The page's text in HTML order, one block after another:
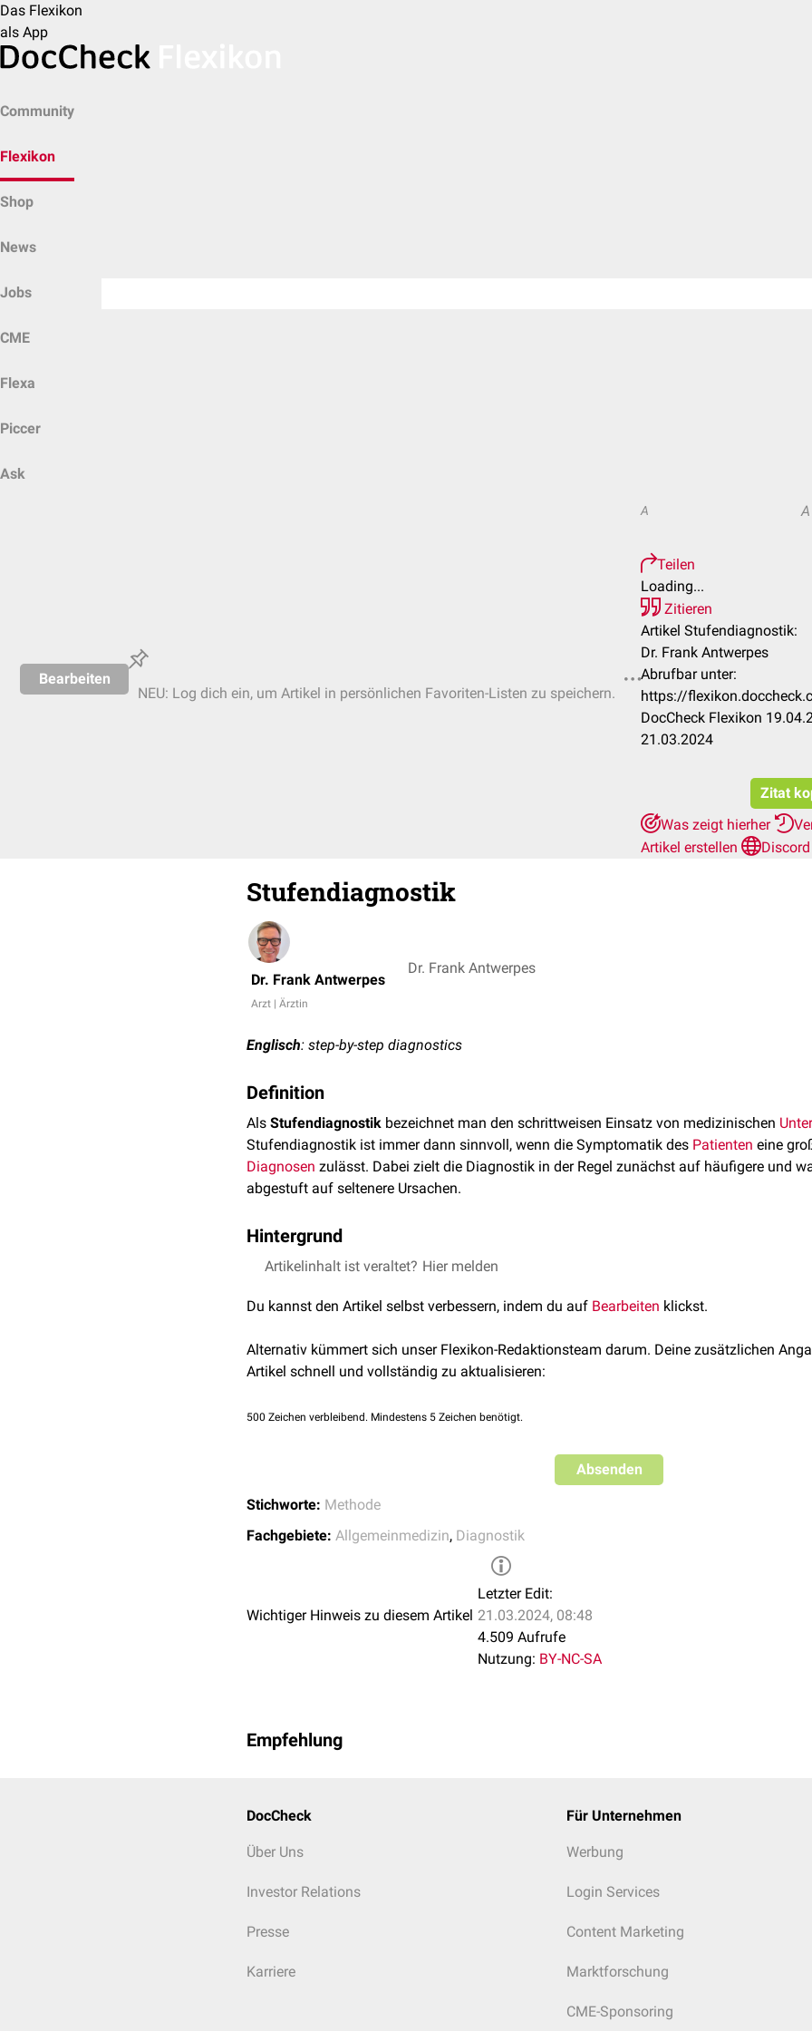
Das Flexikon
als App
Community
Flexikon
Shop
News
Jobs
CME
Flexa
Piccer
Ask
Bearbeiten
NEU: Log dich ein, um Artikel in persönlichen Favoriten-Listen zu speichern.
A A
Teilen
Loading...
Zitieren
Artikel Stufendiagnostik:
Dr. Frank Antwerpes
Abrufbar unter:
https://
DocCheck Flexikon
21.03.2024
Zitat
Was zeigt hierher
Artikel erstellen
Discord
Stufendiagnostik
Dr. Frank Antwerpes
Arzt | Ärztin
Dr. Frank Antwerpes
Englisch: step-by-step diagnostics
Definition
Als Stufendiagnostik bezeichnet man den schrittweisen Einsatz von medizinischen
Stufendiagnostik ist immer dann sinnvoll, wenn die Symptomatik des Patienten eine
Diagnosen zulässt. Dabei zielt die Diagnostik in der Regel zunächst auf häufigere und
abgestuft auf seltenere Ursachen.
Hintergrund
Die Abklärung einer Erkrankung mit unklarer Ursache in alle Richtungen kann schnell zu
schneller und ressourcenschonender zur Diagnose gelangen kann. Oft wird die
siehe auch:Stufentherapie
Artikelinhalt ist veraltet? Hier melden
Du kannst den Artikel selbst verbessern, indem du auf Bearbeiten klickst.
Alternativ kümmert sich unser Flexikon-Redaktionsteam darum. Deine zusätzlichen
Artikel schnell und vollständig zu aktualisieren:
500 Zeichen verbleibend. Mindestens 5 Zeichen benötigt.
Absenden
Stichworte: Methode
Fachgebiete: Allgemeinmedizin, Diagnostik
Wichtiger Hinweis zu diesem Artikel
Letzter Edit:
21.03.2024, 08:48
4.509 Aufrufe
Nutzung: BY-NC-SA
Empfehlung
DocCheck
Über Uns
Investor Relations
Presse
Karriere
Für Unternehmen
Werbung
Login Services
Content Marketing
Marktforschung
CME-Sponsoring